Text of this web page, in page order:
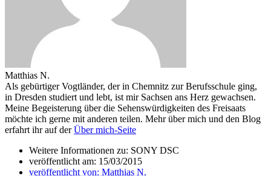
Matthias N.
Als gebürtiger Vogtländer, der in Chemnitz zur Berufsschule ging,
in Dresden studiert und lebt, ist mir Sachsen ans Herz gewachsen.
Meine Begeisterung über die Sehenswürdigkeiten des Freisaats
möchte ich gerne mit anderen teilen. Mehr über mich und den Blog
erfahrt ihr auf derÜber mich-Seite
Weitere Informationen zu: SONY DSC
veröffentlicht am: 15/03/2015
veröffentlicht von: Matthias N.